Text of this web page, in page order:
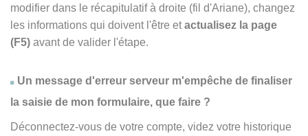
modifier dans le récapitulatif à droite (fil d'Ariane), changez
les informations qui doivent l'être etactualisez la page
(F5) avant de valider l'étape.
Un message d'erreur serveur m'empêche de finaliser
la saisie de mon formulaire, que faire ?
Déconnectez-vous de votre compte, videz votre historique